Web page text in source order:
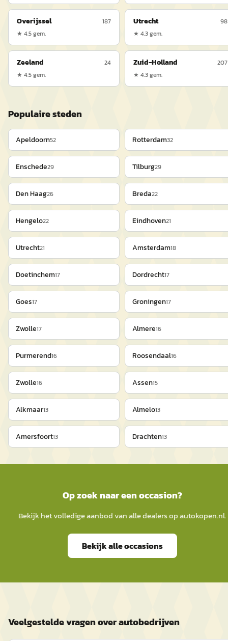
Overijssel
187
★ 4.5gem.
Utrecht
98
★ 4.3gem.
Zeeland
24
★ 4.5gem.
Zuid-Holland
207
★ 4.3gem.
Populaire steden
Apeldoorn52 Rotterdam32
Enschede29 Tilburg29
Den Haag26 Breda22
Hengelo22 Eindhoven21
Utrecht21 Amsterdam18
Doetinchem17 Dordrecht17
Goes17 Groningen17
Zwolle17 Almere16
Purmerend16 Roosendaal16
Zwolle16 Assen15
Alkmaar13 Almelo13
Amersfoort13 Drachten13
Op zoek naar een occasion?
Bekijk het volledige aanbod van alle dealers opautokopen.nl.
Bekijk alle occasions
Veelgestelde vragen over autobedrijven